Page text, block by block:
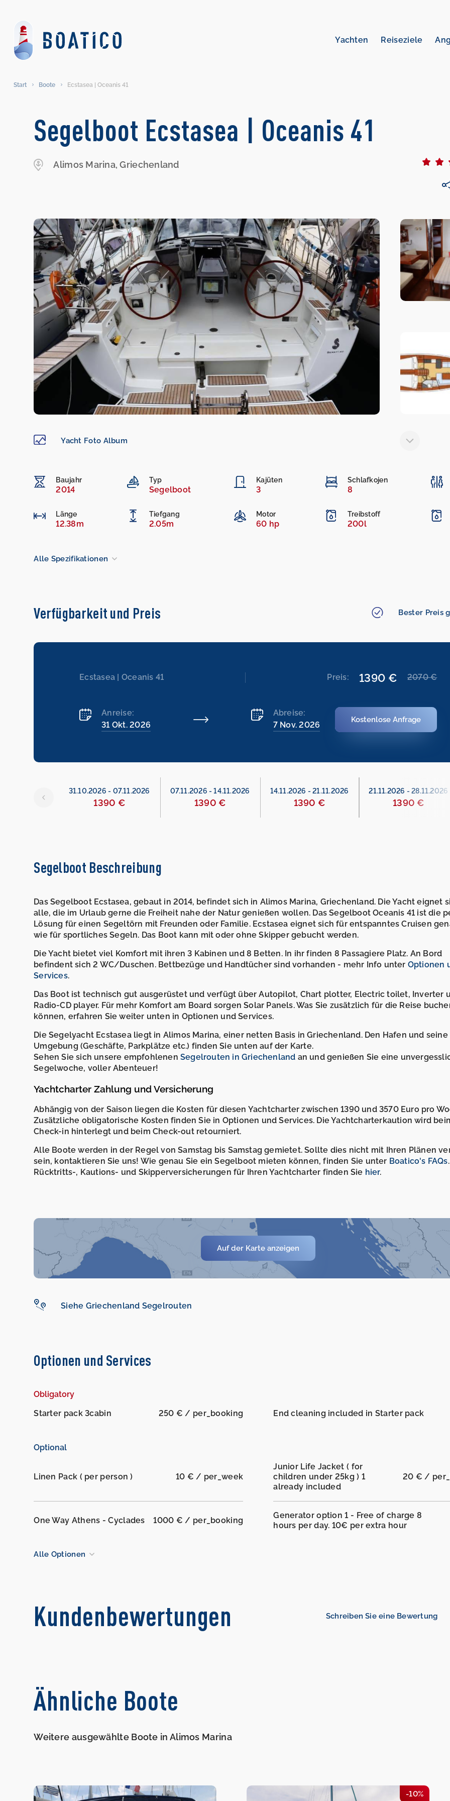
Yachten Reiseziele
Start Boote Ecstasea | Oceanis 41
Segelboot Ecstasea | Oceanis 41
Alimos Marina, Griechenland
Yacht Foto Album
Baujahr
2014
Typ
Segelboot
Kajüten
3
Schlafkojen
8
Länge
12.38m
Tiefgang
2.05m
Motor
60 hp
Treibstoff
200l
Alle Spezifikationen
Verfügbarkeit und Preis Bester Preis
Ecstasea | Oceanis 41 Preis: 1390 € 2070 €
Anreise:
31 Okt. 2026
Abreise:
7 Nov. 2026
Kostenlose Anfrage
31.10.2026 - 07.11.2026
1390 €
07.11.2026 -14.11.2026
1390 €
14.11.2026 -21.11.2026
1390 €
21.11.2026 -28.11.2026
1390 €
Segelboot Beschreibung
Das Segelboot Ecstasea, gebaut in 2014, befindet sich in Alimos Marina, Griechenland. Die Yacht eignet
alle, die im Urlaub gerne die Freiheit nahe der Natur genießen wollen. Das Segelboot Oceanis 41 ist die
Lösung für einen Segeltörn mit Freunden oder Familie. Ecstasea eignet sich für entspanntes Cruisen
wie für sportliches Segeln. Das Boot kann mit oder ohne Skipper gebucht werden.
Die Yacht bietet viel Komfort mit ihren 3 Kabinen und 8 Betten. In ihr finden 8 Passagiere Platz. An Bord
befindent sich 2 WC/Duschen. Bettbezüge und Handtücher sind vorhanden - mehr Info unter Optionen
Services.
Das Boot ist technisch gut ausgerüstet und verfügt über Autopilot, Chart plotter, Electric toilet, Inverter
Radio-CD player. Für mehr Komfort am Board sorgen Solar Panels. Was Sie zusätzlich für die Reise
können, erfahren Sie weiter unten in Optionen und Services.
Die Segelyacht Ecstasea liegt in Alimos Marina, einer netten Basis in Griechenland. Den Hafen und seine
Umgebung (Geschäfte, Parkplätze etc.) finden Sie unten auf der Karte.
Sehen Sie sich unsere empfohlenenSegelrouten in Griechenland an und genießen Sie eine
Segelwoche, voller Abenteuer!
Yachtcharter Zahlung und Versicherung
Abhängig von der Saison liegen die Kosten für diesen Yachtcharter zwischen 1390 und 3570 Euro pro
Zusätzliche obligatorische Kosten finden Sie in Optionen und Services. Die Yachtcharterkaution wird
Check-in hinterlegt und beim Check-out retourniert.
Alle Boote werden in der Regel von Samstag bis Samstag gemietet. Sollte dies nicht mit Ihren Plänen
sein, kontaktieren Sie uns! Wie genau Sie ein Segelboot mieten können, finden Sie unter Boatico's FAQs
Rücktritts-, Kautions- und Skipperversicherungen für Ihren Yachtcharter finden Sie hier.
Auf der Karte anzeigen
Siehe Griechenland Segelrouten
Optionen und Services
Obligatory
Starter pack 3cabin
250 € / per_booking End cleaning included in Starter pack
Optional
Linen Pack ( per person ) 10 € / per_week
Junior Life Jacket ( for
children under 25kg ) 1
already included
20 € /
One Way Athens - Cyclades 1000 € / per_booking
Generator option 1 - Free of charge 8
hours per day. 10€ per extra hour
Alle Optionen
Kundenbewertungen Schreiben Sie eine Bewertung
Ähnliche Boote
Weitere ausgewählte Boote in Alimos Marina
-10%